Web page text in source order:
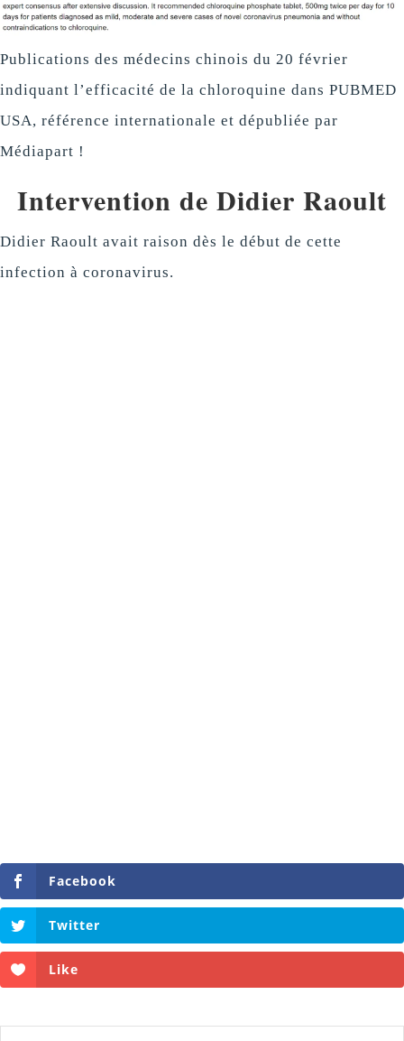
Publications des médecins chinois du 20 février
indiquant l’efficacité de la chloroquine dans PUBMED
USA, référence internationale et dépubliée par
Médiapart !
Intervention de Didier Raoult
Didier Raoult avait raison dès le début de cette
infection à coronavirus.
Facebook
Twitter
Like